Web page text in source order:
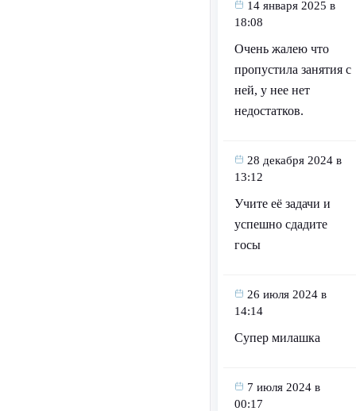
14 января 2025 в
18:08
Очень жалею что
пропустила занятия с
ней, у нее нет
недостатков.
28 декабря 2024 в
13:12
Учите её задачи и
успешно сдадите
госы
26 июля 2024 в
14:14
Супер милашка
7 июля 2024 в
00:17